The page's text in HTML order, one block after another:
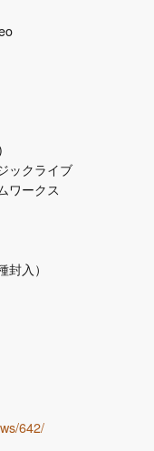
ックライブ
ワークス
入）
642/